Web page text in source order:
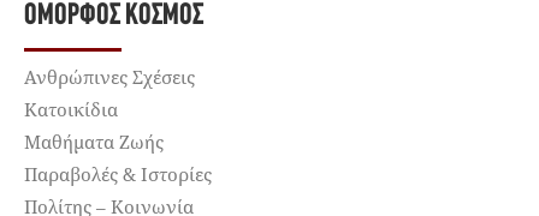
ΌΜΟΡΦΟΣ ΚΌΣΜΟΣ
Ανθρώπινες Σχέσεις
Κατοικίδια
Μαθήματα Ζωής
Παραβολές & Ιστορίες
Πολίτης – Κοινωνία